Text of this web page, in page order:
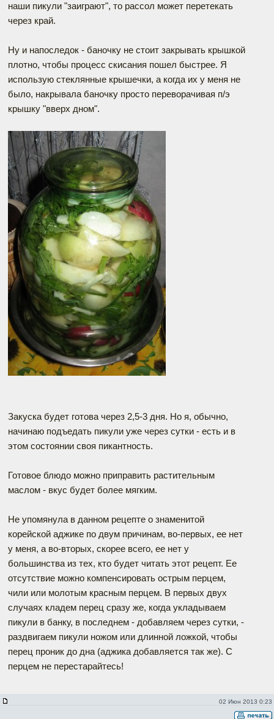
наши пикули "заиграют", то рассол может перетекать
через край.
Ну и напоследок - баночку не стоит закрывать крышкой
плотно, чтобы процесс скисания пошел быстрее. Я
использую стеклянные крышечки, а когда их у меня не
было, накрывала баночку просто переворачивая п/э
крышку "вверх дном".
Закуска будет готова через 2,5-3 дня. Но я, обычно,
начинаю подъедать пикули уже через сутки - есть и в
этом состоянии своя пикантность.
Готовое блюдо можно приправить растительным
маслом - вкус будет более мягким.
Не упомянула в данном рецепте о знаменитой
корейской аджике по двум причинам, во-первых, ее нет
у меня, а во-вторых, скорее всего, ее нет у
большинства из тех, кто будет читать этот рецепт. Ее
отсутствие можно компенсировать острым перцем,
чили или молотым красным перцем. В первых двух
случаях кладем перец сразу же, когда укладываем
пикули в банку, в последнем - добавляем через сутки, -
раздвигаем пикули ножом или длинной ложкой, чтобы
перец проник до дна (аджика добавляется так же). С
перцем не перестарайтесь!
02 Июн 2013 0:23